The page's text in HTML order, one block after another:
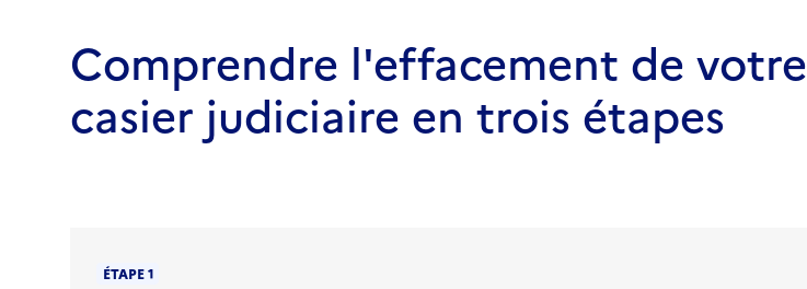
Comprendre l'effacement de votre
casier judiciaire en trois étapes
ÉTAPE 1